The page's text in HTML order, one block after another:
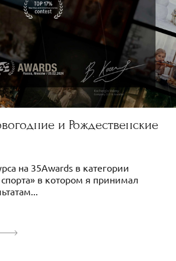
и Рождественские
на 35Awards в категории
в котором я принимал